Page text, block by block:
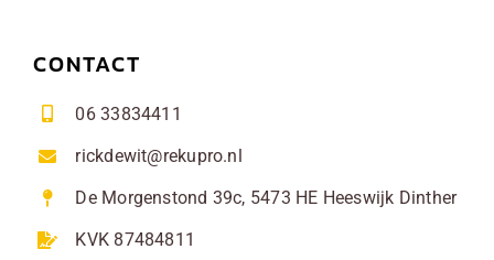
CONTACT
06 33834411
rickdewit@rekupro.nl
De Morgenstond 39c, 5473 HE Heeswijk Dinther
KVK 87484811